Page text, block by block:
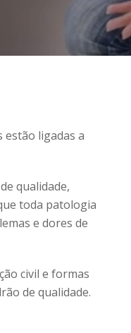
ligadas a
qualidade,
toda patologia
e dores de
civil e formas
de qualidade.